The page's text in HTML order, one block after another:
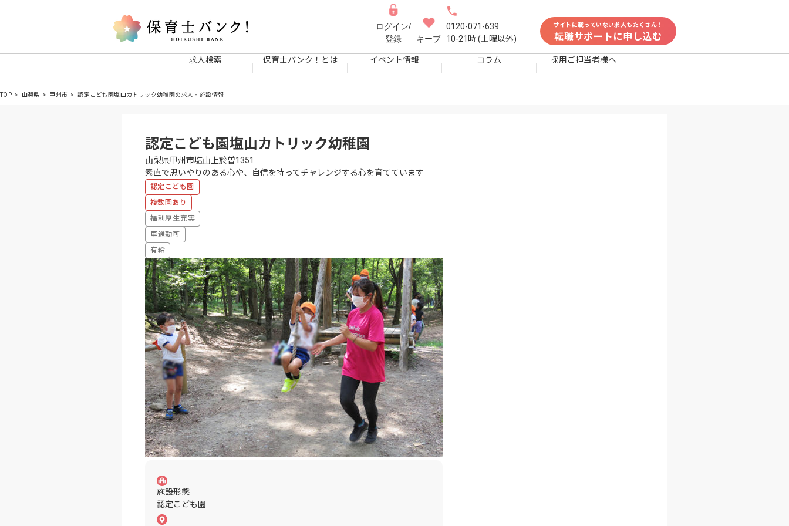
ログイン/
登録
キープ
0120-071-639
10-21時 (土曜以外)
サイトに載っていない求人もたくさん！
転職サポートに申し込む
求人検索 保育士バンク！とは イベント情報 コラム 採用ご担当者様へ
TOP 山梨県 甲州市 認定こども園塩山カトリック幼稚園の求人・施設情報
認定こども園塩山カトリック幼稚園
山梨県甲州市塩山上於曽1351
素直で思いやりのある心や、自信を持ってチャレンジする心を育てています
認定こども園
複数園あり
福利厚生充実
車通勤可
有給
施設形態
認定こども園